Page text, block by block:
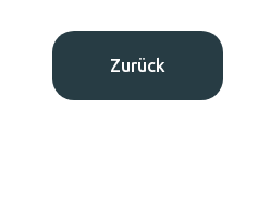
Zurück